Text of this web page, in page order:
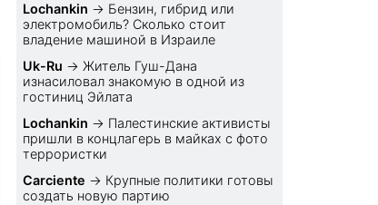
Lochankin → Бензин, гибрид или
электромобиль? Cколько стоит
владение машиной в Израиле
Uk-Ru → Житель Гуш-Дана
изнасиловал знакомую в одной из
гостиниц Эйлата
Lochankin → Палестинские активисты
пришли в концлагерь в майках с фото
террористки
Carciente → Крупные политики готовы
создать новую партию